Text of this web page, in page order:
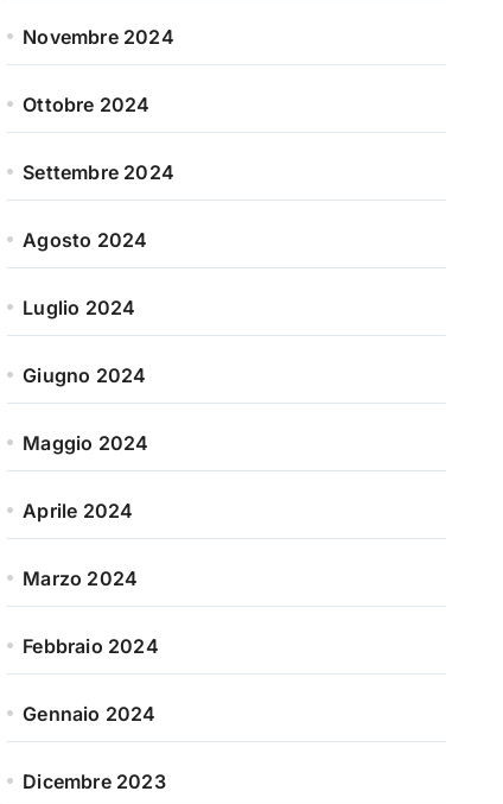
Novembre 2024
Ottobre 2024
Settembre 2024
Agosto 2024
Luglio 2024
Giugno 2024
Maggio 2024
Aprile 2024
Marzo 2024
Febbraio 2024
Gennaio 2024
Dicembre 2023